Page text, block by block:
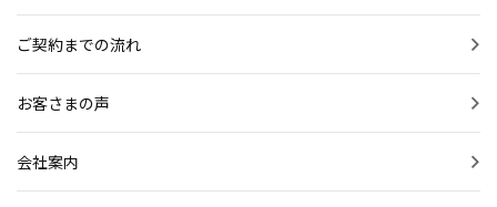
ご契約までの流れ
お客さまの声
会社案内